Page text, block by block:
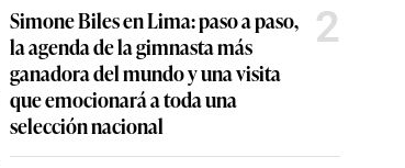
Simone Biles en Lima: paso a paso,
la agenda de la gimnasta más
ganadora del mundo y una visita
que emocionará a toda una
selección nacional
2